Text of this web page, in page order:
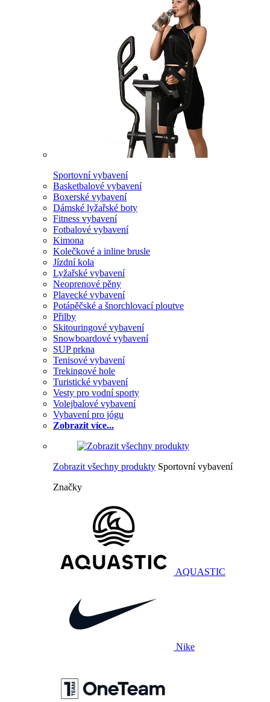
Sportovní vybavení
Basketbalové vybavení
Boxerské vybavení
Dámské lyžařské boty
Fitness vybavení
Fotbalové vybavení
Kimona
Kolečkové a inline brusle
Jízdní kola
Lyžařské vybavení
Neoprenové pěny
Plavecké vybavení
Potápěčské a šnorchlovací ploutve
Přilby
Skitouringové vybavení
Snowboardové vybavení
SUP prkna
Tenisové vybavení
Trekingové hole
Turistické vybavení
Vesty pro vodní sporty
Volejbalové vybavení
Vybavení pro jógu
Zobrazit více...
Zobrazit všechny produkty Sportovní vybavení
Značky
AQUASTIC
Nike